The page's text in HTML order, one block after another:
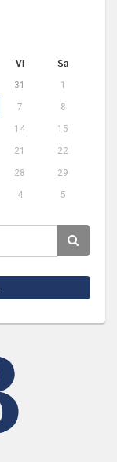
Vi Sa
31
1
7
8
14
15
21
22
28
29
4 5